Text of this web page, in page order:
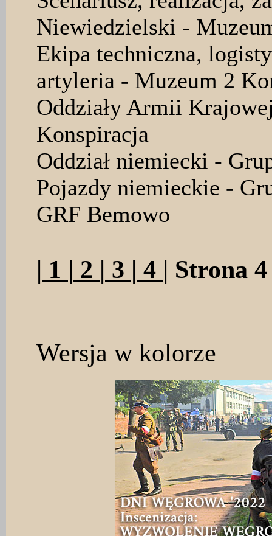
Niewiedzielski -
Ekipa techniczna,
artyleria - Muzeum 2
Oddziały Armii
Konspiracja
Oddział niemiecki -
Pojazdy niemieckie -
GRF Bemowo
| 1 | 2 | 3 | 4 | Strona 4
Wersja w kolorze